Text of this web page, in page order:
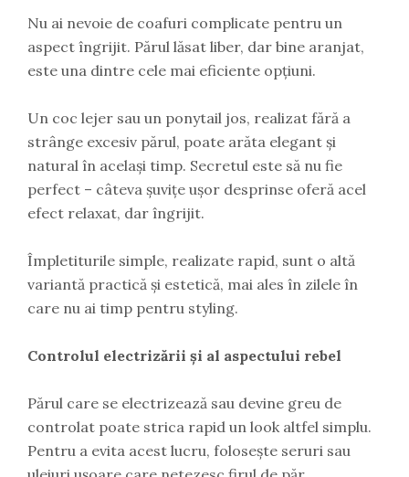
Nu ai nevoie de coafuri complicate pentru un
aspect îngrijit. Părul lăsat liber, dar bine aranjat,
este una dintre cele mai eficiente opțiuni.
Un coc lejer sau un ponytail jos, realizat fără a
strânge excesiv părul, poate arăta elegant și
natural în același timp. Secretul este să nu fie
perfect – câteva șuvițe ușor desprinse oferă acel
efect relaxat, dar îngrijit.
Împletiturile simple, realizate rapid, sunt o altă
variantă practică și estetică, mai ales în zilele în
care nu ai timp pentru styling.
Controlul electrizării și al aspectului rebel
Părul care se electrizează sau devine greu de
controlat poate strica rapid un look altfel simplu.
Pentru a evita acest lucru, folosește seruri sau